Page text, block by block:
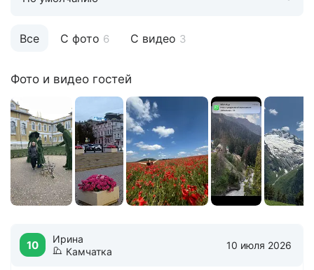
Все С фото 6 С видео 3
Фото и видео гостей
10
Ирина
Камчатка
10 июля 2026